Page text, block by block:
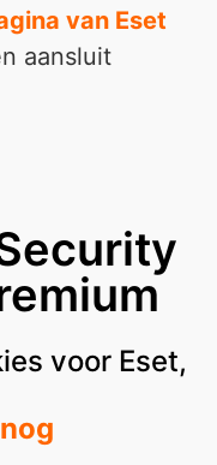
van Eset
aansluit
voor Eset,